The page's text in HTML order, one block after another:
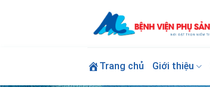
Trang chủ Giới thiệu